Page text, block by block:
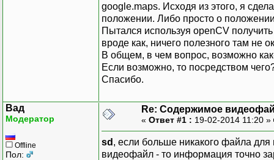
google.maps. Исходя из этого, я
положении. Либо просто о
Пытался используя openCV
вроде как, ничего полезного там не
В общем, в чем вопрос, возможно
Если возможно, то посредством
Спасибо.
Вад
Модератор
Offline
Пол:
Re: Содержимое
« Ответ #1 : 19-02-2014 11:20 »
sd , если больше никакого файла
видеофайл - то информация точно